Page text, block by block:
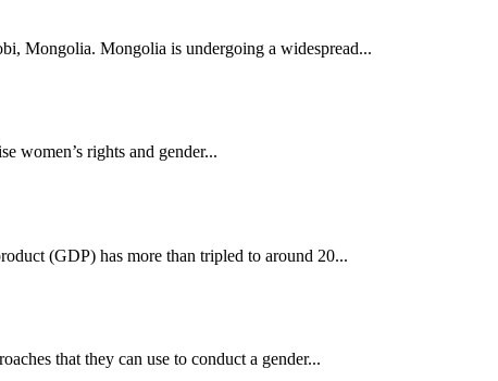
Mongolia. Mongolia is undergoing a widespread...
women’s rights and gender...
(GDP) has more than tripled to around 20...
that they can use to conduct a gender...